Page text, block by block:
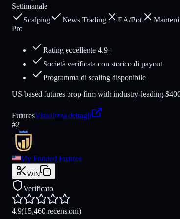
Settimanale
Scalping
News Trading EA/Bot
Pro
Rating eccellente 4.9+
Società verificata con storico di payout
Programma di scaling disponibile
US-based futures prop firm with industry-leading
FuturesVisualizza dettagli
#2
My Funded Futures
WIN
Verificato
4.9(15,460 recensioni)